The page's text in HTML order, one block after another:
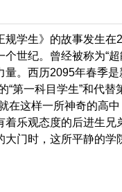
规学生》的故事发生
世纪。曾经被称为“
量。西历2095年春季
“第一科目学生”和代
就在这样一所神奇的高
着乐观态度的后进生
大门时，这所平静的学